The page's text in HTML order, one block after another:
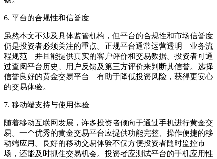
6. 平台的合规性和信誉度
虽然本文不涉及具体监管机构，但平台的合规性和市场信誉度
仍是投资者必须关注的重点。正规平台通常运营透明，业务流
程规范，并且能提供真实的客户评价和交易数据。投资者可通
过查阅平台历史、用户反馈及第三方评价来判断其信誉。选择
信誉良好的黄金交易平台，有助于降低投资风险，获得更安心
的交易体验。
7. 移动端支持与使用体验
随着移动互联网发展，许多投资者倾向于通过手机进行黄金交
易。一个优秀的黄金交易平台应提供功能完整、操作便捷的移
动端应用。良好的移动交易体验不仅方便投资者随时监控市
场，还能及时抓住交易机会。投资者应测试平台的手机应用性